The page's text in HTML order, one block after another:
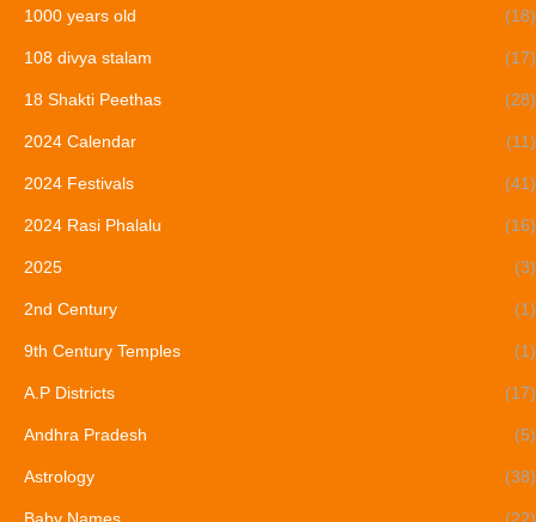
1000 years old (18)
108 divya stalam (17)
18 Shakti Peethas (28)
2024 Calendar (11)
2024 Festivals (41)
2024 Rasi Phalalu (16)
2025 (3)
2nd Century (1)
9th Century Temples (1)
A.P Districts (17)
Andhra Pradesh (5)
Astrology (38)
Baby Names (22)